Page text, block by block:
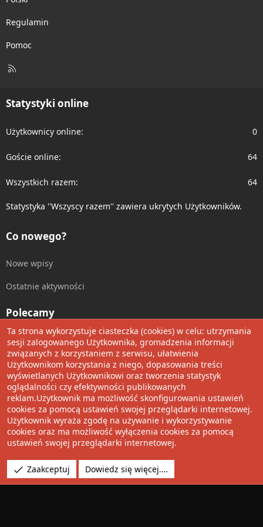
Regulamin
Pomoc
R
Statystyki online
Użytkownicy online 0
Goście online 64
Wszystkich razem 64
Statystyka ''Wszyscy razem'' zawiera ukrytych Użytkowników.
Co nowego?
Nowe wpisy
Ostatnie aktywności
Polecamy
Wolnościowe cytaty
Udostępnij
Facebook
TwitterRedditPinterest
TumblrWhatsApp
Umieść Link
Community platform by XenForo® © 2010-2022 XenForo Ltd.
Pixel Exit
Tłumaczenie wykonane przezXboxForum.pl
via s9e/MediaSites
Ta strona wykorzystuje ciasteczka (cookies) w celu: utrzymania
sesji zalogowanego Użytkownika, gromadzenia informacji
związanych z korzystaniem z serwisu, ułatwienia
Użytkownikom korzystania z niego, dopasowania treści
wyświetlanych Użytkownikowi oraz tworzenia statystyk
oglądalności czy efektywności publikowanych
reklam.Użytkownik ma możliwość skonfigurowania ustawień
cookies za pomocą ustawień swojej przeglądarki internetowej.
Użytkownik wyraża zgodę na używanie i wykorzystywanie
cookies oraz ma możliwość wyłączenia cookies za pomocą
ustawień swojej przeglądarki internetowej.
Zaakceptuj Dowiedz się więcej.…